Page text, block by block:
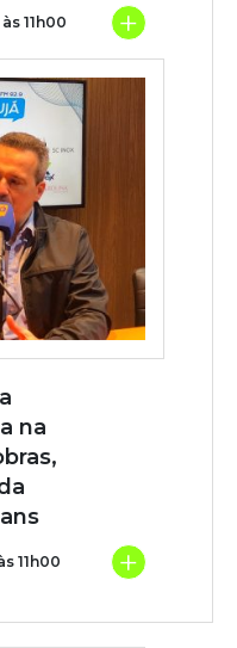
11h00 +
na
11h00 +